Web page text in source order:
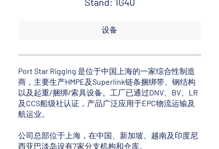
设备
Port Star Rigging 是位于中国上海的一家综合性制造
商，主要生产HMPE及Superlink链条捆绑带、钢结构
以及起重/捆绑/索具设备。工厂已通过DNV、BV、LR
及CCS船级社认证，产品广泛应用于EPC物流运输及
航运业。
公司总部位于上海，在中国、新加坡、越南及印度尼
西亚巴淡岛设有7家分支机构和仓库。